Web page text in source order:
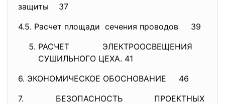
защиты 37
4.5. Расчет площади сечения проводов 39
РАСЧЕТ ЭЛЕКТРООСВЕЩЕНИЯ
СУШИЛЬНОГО ЦЕХА. 41
6. ЭКОНОМИЧЕСКОЕ ОБОСНОВАНИЕ 46
7. БЕЗОПАСНОСТЬ ПРОЕКТНЫХ